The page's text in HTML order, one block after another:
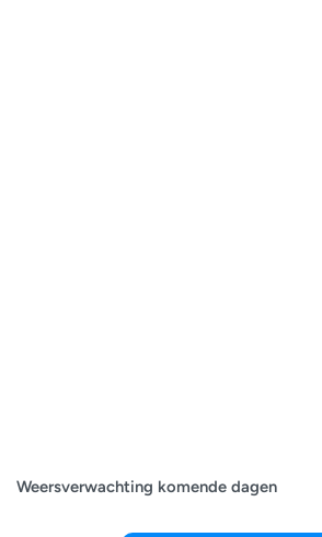
Weersverwachting komende dagen